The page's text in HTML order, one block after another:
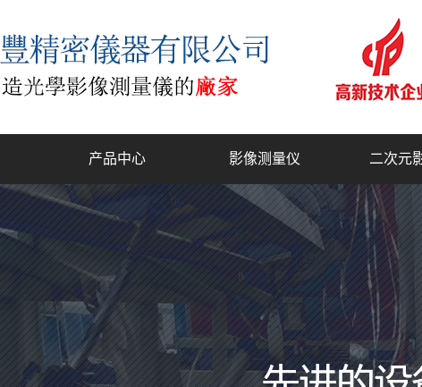
产品中心
复合式2.5D测量仪
工具显微镜
龙门结构影像测量仪
全自动影像测量仪
手动型二次元影像测量仪
一键式快速测量仪
影像测量仪 二次元